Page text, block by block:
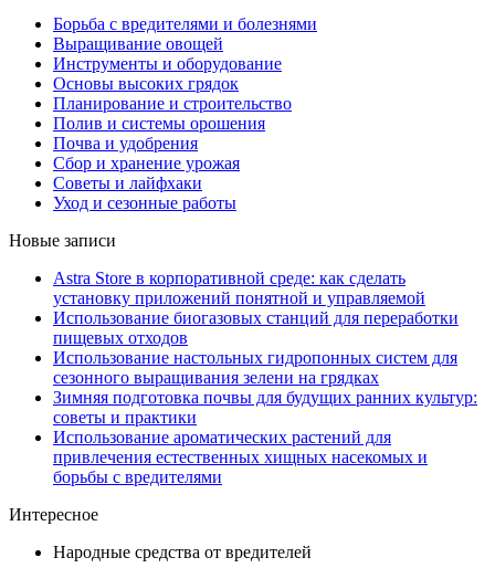
Борьба с вредителями и болезнями
Выращивание овощей
Инструменты и оборудование
Основы высоких грядок
Планирование и строительство
Полив и системы орошения
Почва и удобрения
Сбор и хранение урожая
Советы и лайфхаки
Уход и сезонные работы
Новые записи
Astra Store в корпоративной среде: как сделать
установку приложений понятной и управляемой
Использование биогазовых станций для переработки
пищевых отходов
Использование настольных гидропонных систем для
сезонного выращивания зелени на грядках
Зимняя подготовка почвы для будущих ранних культур:
советы и практики
Использование ароматических растений для
привлечения естественных хищных насекомых и
борьбы с вредителями
Интересное
Народные средства от вредителей